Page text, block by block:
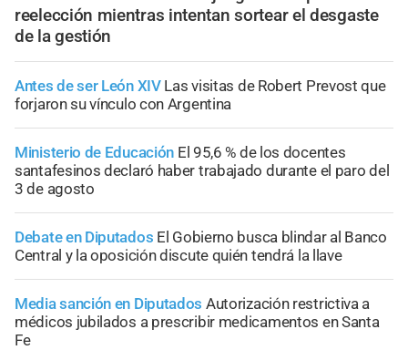
reelección mientras intentan sortear el desgaste
de la gestión
Antes de ser León XIV Las visitas de Robert Prevost que
forjaron su vínculo con Argentina
Ministerio de Educación El 95,6 % de los docentes
santafesinos declaró haber trabajado durante el paro del
3 de agosto
Debate en Diputados El Gobierno busca blindar al Banco
Central y la oposición discute quién tendrá la llave
Media sanción en Diputados Autorización restrictiva a
médicos jubilados a prescribir medicamentos en Santa
Fe